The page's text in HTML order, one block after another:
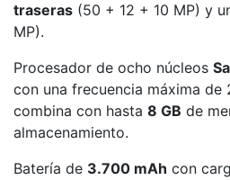
traseras (50 + 12 + 10 MP) y
MP).
Procesador de ocho núcleos
con una frecuencia máxima de
combina con hasta 8 GB de
almacenamiento.
Batería de 3.700 mAh con